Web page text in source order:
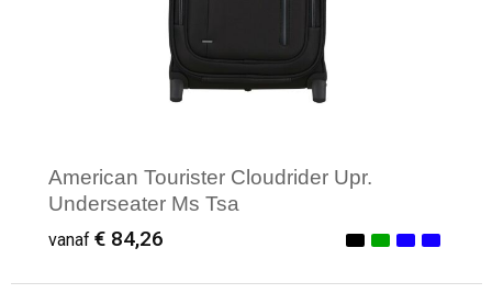
American Tourister Cloudrider Upr.
Underseater Ms Tsa
vanaf € 84,26